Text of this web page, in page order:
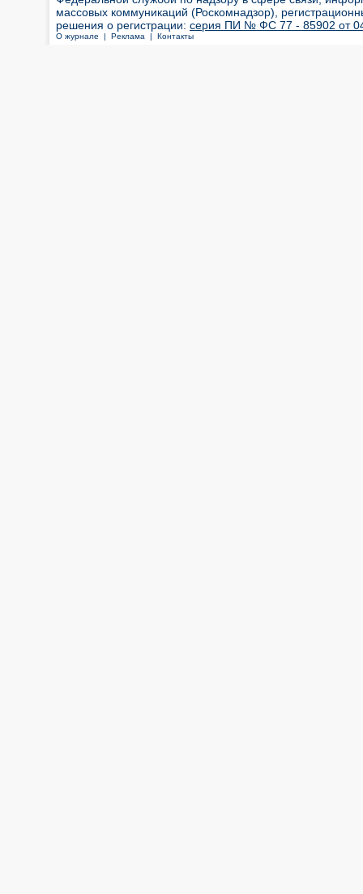
массовых коммуникаций (Роскомнадзор),
решения о регистрации: серия ПИ № ФС 77 - 85902 от 04
О журнале | Реклама | Контакты